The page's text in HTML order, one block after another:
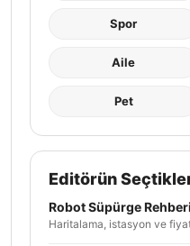
Spor
Aile
Pet
Editörün
Robot Süpürge Rehberi
Haritalama, istasyon ve